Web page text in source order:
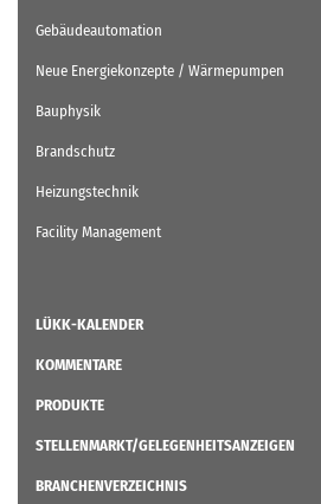
Gebäudeautomation
Neue Energiekonzepte / Wärmepumpen
Bauphysik
Brandschutz
Heizungstechnik
Facility Management
LÜKK-KALENDER
KOMMENTARE
PRODUKTE
STELLENMARKT/GELEGENHEITSANZEIGEN
BRANCHENVERZEICHNIS